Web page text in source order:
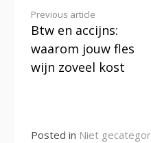
Continue
Reading
Previous article
Btw en accijns:
waarom jouw fles
wijn zoveel kost
Posted in Niet